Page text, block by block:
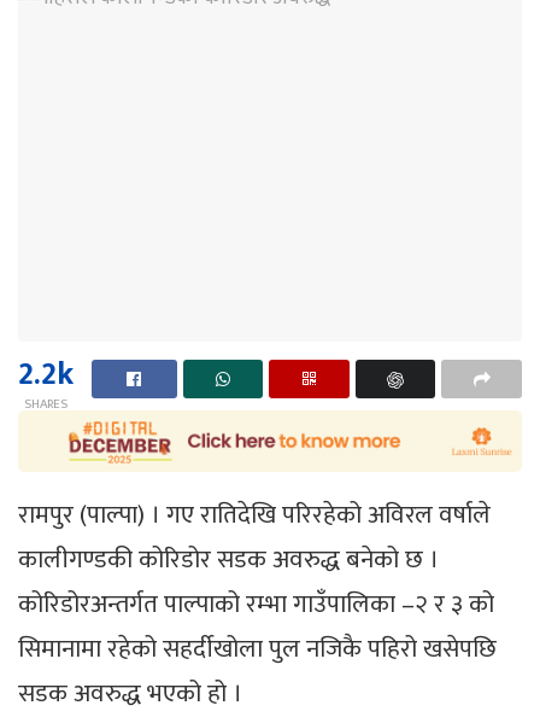
2.2k
SHARES
रामपुर (पाल्पा) । गए रातिदेखि परिरहेको अविरल वर्षाले
कालीगण्डकी कोरिडोर सडक अवरुद्ध बनेको छ ।
कोरिडोरअन्तर्गत पाल्पाको रम्भा गाउँपालिका –२ र ३ को
सिमानामा रहेको सहर्दीखोला पुल नजिकै पहिरो खसेपछि
सडक अवरुद्ध भएको हो ।